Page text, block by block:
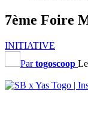
7ème Foire
INITIATIVE
Partogoscoop Le